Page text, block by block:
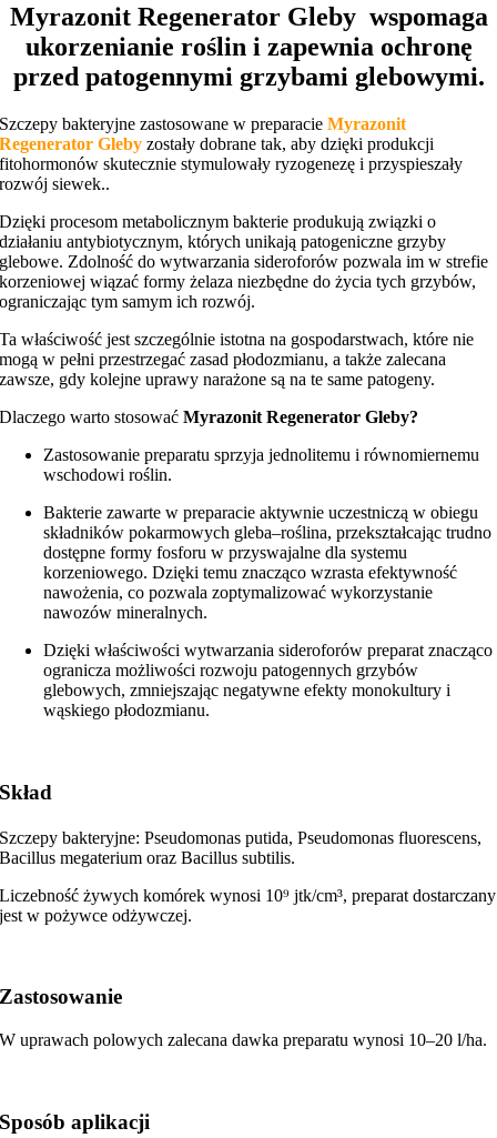
Myrazonit Regenerator Gleby wspomaga
ukorzenianie roślin i zapewnia ochronę
przed patogennymi grzybami glebowymi.
Szczepy bakteryjne zastosowane w preparacieMyrazonit
Regenerator Gleby zostały dobrane tak, aby dzięki produkcji
fitohormonów skutecznie stymulowały ryzogenezę i przyspieszały
rozwój siewek..
Dzięki procesom metabolicznym bakterie produkują związki o
działaniu antybiotycznym, których unikają patogeniczne grzyby
glebowe. Zdolność do wytwarzania sideroforów pozwala im w strefie
korzeniowej wiązać formy żelaza niezbędne do życia tych grzybów,
ograniczając tym samym ich rozwój.
Ta właściwość jest szczególnie istotna na gospodarstwach, które nie
mogą w pełni przestrzegać zasad płodozmianu, a także zalecana
zawsze, gdy kolejne uprawy narażone są na te same patogeny.
Dlaczego warto stosowaćMyrazonit Regenerator Gleby?
Zastosowanie preparatu sprzyja jednolitemu i równomiernemu
wschodowi roślin.
Bakterie zawarte w preparacie aktywnie uczestniczą w obiegu
składników pokarmowych gleba–roślina, przekształcając trudno
dostępne formy fosforu w przyswajalne dla systemu
korzeniowego. Dzięki temu znacząco wzrasta efektywność
nawożenia, co pozwala zoptymalizować wykorzystanie
nawozów mineralnych.
Dzięki właściwości wytwarzania sideroforów preparat znacząco
ogranicza możliwości rozwoju patogennych grzybów
glebowych, zmniejszając negatywne efekty monokultury i
wąskiego płodozmianu.
Skład
Szczepy bakteryjne: Pseudomonas putida, Pseudomonas fluorescens,
Bacillus megaterium oraz Bacillus subtilis.
Liczebność żywych komórek wynosi 10⁹ jtk/cm³, preparat dostarczany
jest w pożywce odżywczej.
Zastosowanie
W uprawach polowych zalecana dawka preparatu wynosi 10–20 l/ha.
Sposób aplikacji